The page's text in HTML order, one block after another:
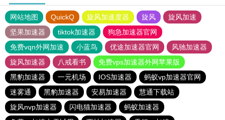
网站地图 QuickQ 旋风加速度器 旋风
旋风加速
坚果加速器
tiktok加速器
狗急加速器官网
免费vqn外网加速
小蓝鸟 优途加速器官网
风驰加速器
旋风加速器
八戒看书
免费vps加速器外网苹果版
黑豹加速器
一元机场 IOS加速器
蚂蚁vp加速器官网
迷雾通
黑豹加速器 安易加速器
慧通下载站
旋风nvp加速器
闪电猫加速器
蚂蚁加速器